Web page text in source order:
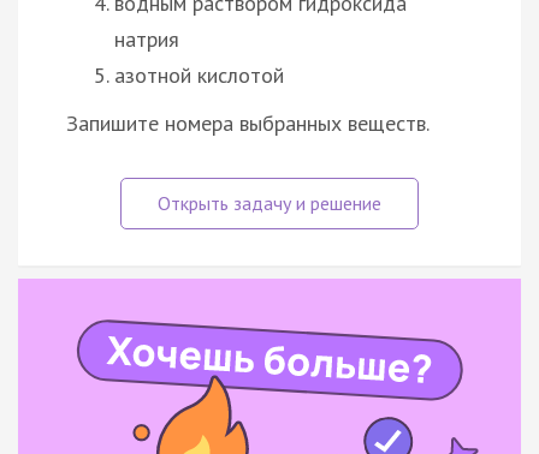
натрия
азотной кислотой
Запишите номера выбранных веществ.